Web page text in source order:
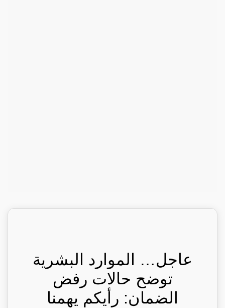
عاجل… الموارد البشرية
توضح حالات رفض
الضمان: رأيكم يهمنا